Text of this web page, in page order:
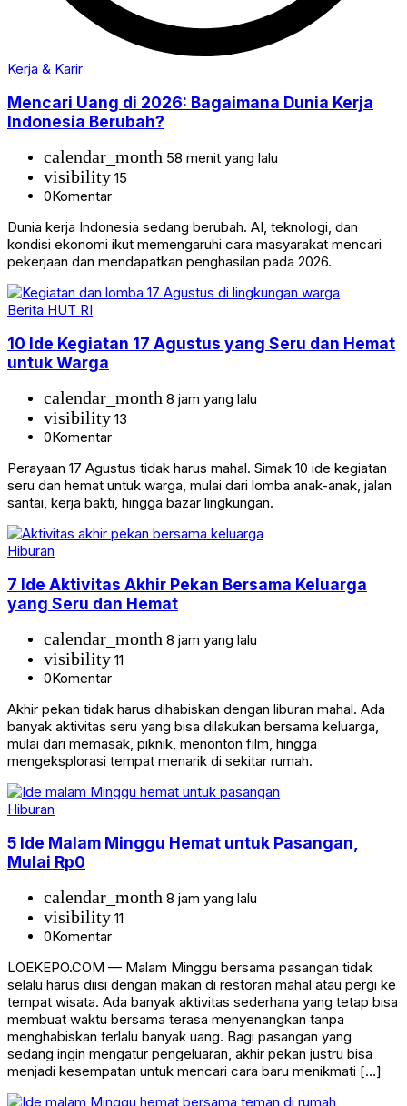
Kerja & Karir
Mencari Uang di 2026: Bagaimana Dunia Kerja
Indonesia Berubah?
calendar_month 58 menit yang lalu
visibility 15
0Komentar
Dunia kerja Indonesia sedang berubah. AI, teknologi, dan
kondisi ekonomi ikut memengaruhi cara masyarakat mencari
pekerjaan dan mendapatkan penghasilan pada 2026.
Berita HUT RI
10 Ide Kegiatan 17 Agustus yang Seru dan Hemat
untuk Warga
calendar_month 8 jam yang lalu
visibility 13
0Komentar
Perayaan 17 Agustus tidak harus mahal. Simak 10 ide kegiatan
seru dan hemat untuk warga, mulai dari lomba anak-anak, jalan
santai, kerja bakti, hingga bazar lingkungan.
Hiburan
7 Ide Aktivitas Akhir Pekan Bersama Keluarga
yang Seru dan Hemat
calendar_month 8 jam yang lalu
visibility 11
0Komentar
Akhir pekan tidak harus dihabiskan dengan liburan mahal. Ada
banyak aktivitas seru yang bisa dilakukan bersama keluarga,
mulai dari memasak, piknik, menonton film, hingga
mengeksplorasi tempat menarik di sekitar rumah.
Hiburan
5 Ide Malam Minggu Hemat untuk Pasangan,
Mulai Rp0
calendar_month 8 jam yang lalu
visibility 11
0Komentar
LOEKEPO.COM — Malam Minggu bersama pasangan tidak
selalu harus diisi dengan makan di restoran mahal atau pergi ke
tempat wisata. Ada banyak aktivitas sederhana yang tetap bisa
membuat waktu bersama terasa menyenangkan tanpa
menghabiskan terlalu banyak uang. Bagi pasangan yang
sedang ingin mengatur pengeluaran, akhir pekan justru bisa
menjadi kesempatan untuk mencari cara baru menikmati […]